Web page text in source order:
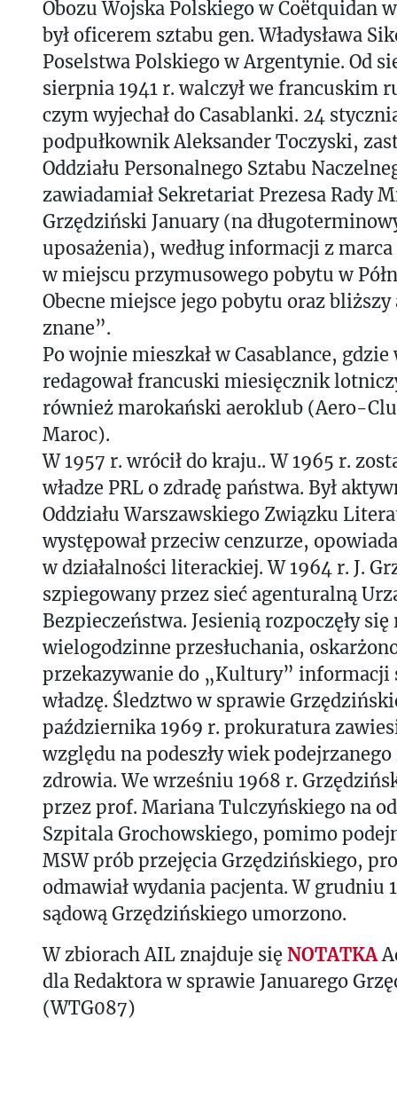
Obozu Wojska Polskiego w Coëtquidan
był oficerem sztabu gen. Władysława
Poselstwa Polskiego w Argentynie. Od
sierpnia 1941 r. walczył we francuskim
czym wyjechał do Casablanki. 24
podpułkownik Aleksander Toczyski,
Oddziału Personalnego Sztabu
zawiadamiał Sekretariat Prezesa Rady
Grzędziński January (na
uposażenia), według informacji z marca
w miejscu przymusowego pobytu w
Obecne miejsce jego pobytu oraz bliższy
znane”.
Po wojnie mieszkał w Casablance, gdzie
redagował francuski miesięcznik
również marokański aeroklub (Aero-
Maroc).
W 1957 r. wrócił do kraju.. W 1965 r.
władze PRL o zdradę państwa. Był
Oddziału Warszawskiego Związku
występował przeciw cenzurze,
w działalności literackiej. W 1964 r. J.
szpiegowany przez sieć agenturalną
Bezpieczeństwa. Jesienią rozpoczęły
wielogodzinne przesłuchania,
przekazywanie do „Kultury” informacji
władzę. Śledztwo w sprawie
października 1969 r. prokuratura
względu na podeszły wiek
zdrowia. We wrześniu 1968 r.
przez prof. Mariana Tulczyńskiego na
Szpitala Grochowskiego, pomimo
MSW prób przejęcia Grzędzińskiego,
odmawiał wydania pacjenta. W grudniu
sądową Grzędzińskiego umorzono.
W zbiorach AIL znajduje się NOTATKA
dla Redaktora w sprawie Januarego
(WTG087)